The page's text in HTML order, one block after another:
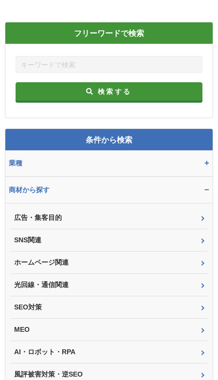
フリーワードで検索
検索する
条件から検索
業種 +
商材から探す −
広告・集客目的
SNS関連
ホームページ関連
光回線・通信関連
SEO対策
MEO
AI・ロボット・RPA
風評被害対策・逆SEO